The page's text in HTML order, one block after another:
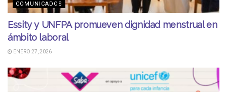
COMUNICADOS
Essity y UNFPA promueven dignidad menstrual en
ámbito laboral
ENERO 27, 2026